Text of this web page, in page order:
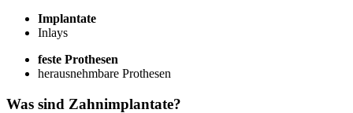
Implantate
Inlays
feste Prothesen
herausnehmbare Prothesen
Was sind Zahnimplantate?